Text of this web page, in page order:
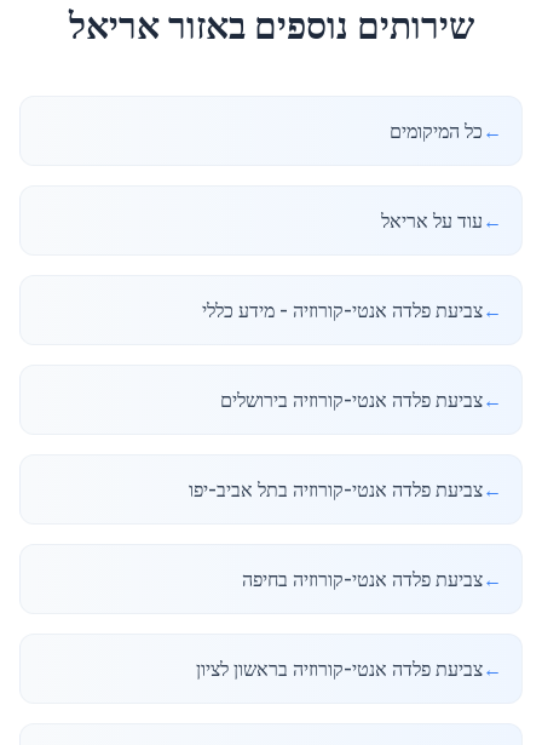
שירותים נוספים באזוראריאל
← כל המיקומים
← עוד על אריאל
←צביעת פלדה אנטי-קורוזיה - מידע כללי
←צביעת פלדה אנטי-קורוזיה בירושלים
←צביעת פלדה אנטי-קורוזיה בתל אביב-יפו
←צביעת פלדה אנטי-קורוזיה בחיפה
←צביעת פלדה אנטי-קורוזיה בראשון לציון